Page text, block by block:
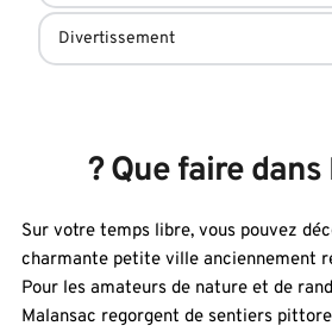
Draps et papier toilette
Oreillers et couvertures
Divertissement
? Que faire dans
Sur votre temps libre, vous pouvez
charmante petite ville anciennement
Pour les amateurs de nature et de
Malansac regorgent de sentiers